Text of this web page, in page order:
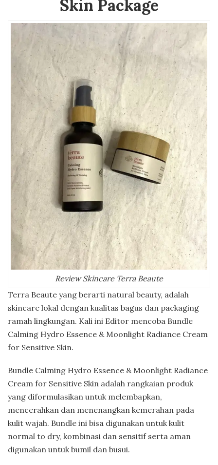
Skin Package
Review Skincare Terra Beaute
Terra Beaute yang berarti natural beauty, adalah
skincare lokal dengan kualitas bagus dan packaging
ramah lingkungan. Kali ini Editor mencoba Bundle
Calming Hydro Essence & Moonlight Radiance Cream
for Sensitive Skin.
Bundle Calming Hydro Essence & Moonlight Radiance
Cream for Sensitive Skin adalah rangkaian produk
yang diformulasikan untuk melembapkan,
mencerahkan dan menenangkan kemerahan pada
kulit wajah. Bundle ini bisa digunakan untuk kulit
normal to dry, kombinasi dan sensitif serta aman
digunakan untuk bumil dan busui.